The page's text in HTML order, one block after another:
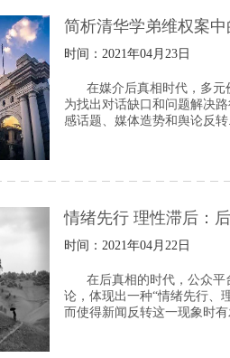
简析清华学弟维权案
时间：2021年04月23日
在媒介后真相时代，多元
为找出对话缺口和问题解决
感话题、媒体造势和舆论反转
情绪先行 理性滞后：
时间：2021年04月22日
在后真相的时代，公众
论，体现出一种“情绪先行、
而使得新闻反转这一现象时